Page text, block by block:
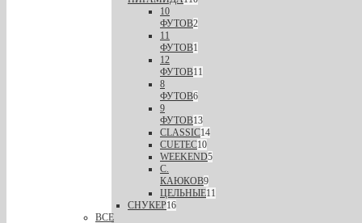
10
ФУТОВ2
11
ФУТОВ1
12
ФУТОВ11
8
ФУТОВ6
9
ФУТОВ13
CLASSIC14
CUETEC10
WEEKEND5
С.
КАЮКОВ9
ЦЕЛЬНЫЕ11
СНУКЕР16
ВСЕ